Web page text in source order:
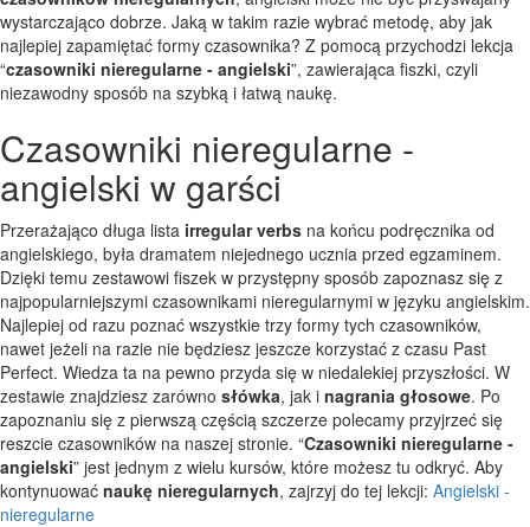
wystarczająco dobrze. Jaką w takim razie wybrać metodę, aby jak
najlepiej zapamiętać formy czasownika? Z pomocą przychodzi lekcja
“czasowniki nieregularne - angielski”, zawierająca fiszki, czyli
niezawodny sposób na szybką i łatwą naukę.
Czasowniki nieregularne -
angielski w garści
Przerażająco długa lista irregular verbs na końcu podręcznika od
angielskiego, była dramatem niejednego ucznia przed egzaminem.
Dzięki temu zestawowi fiszek w przystępny sposób zapoznasz się z
najpopularniejszymi czasownikami nieregularnymi w języku angielskim.
Najlepiej od razu poznać wszystkie trzy formy tych czasowników,
nawet jeżeli na razie nie będziesz jeszcze korzystać z czasu Past
Perfect. Wiedza ta na pewno przyda się w niedalekiej przyszłości. W
zestawie znajdziesz zarówno słówka, jak i nagrania głosowe. Po
zapoznaniu się z pierwszą częścią szczerze polecamy przyjrzeć się
reszcie czasowników na naszej stronie. “Czasowniki nieregularne -
angielski” jest jednym z wielu kursów, które możesz tu odkryć. Aby
kontynuować naukę nieregularnych, zajrzyj do tej lekcji: Angielski -
nieregularne